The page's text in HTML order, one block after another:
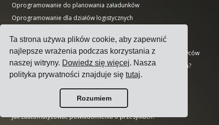
Ta strona używa plików cookie, aby zapewnić
najlepsze wrażenia podczas korzystania z
naszej witryny. Dowiedz się więcej. Nasza
polityka prywatności znajduje siętutaj.
Rozumiem
Oprogramowanie do planowania załadunków
Oprogramowanie dla działów logistycznych
Przewodniki
Top 17 oprogramowań do zarządzania transportem dla nadawców
Jak wybrać oprogramowanie do wysyłek wieloprzewoźnikowych?
Jak przeprowadzić prosty przetarg transportowy?
Jak wdrożyć system zarządzania transportem?
Jak zautomatyzować powiadomienia o przesyłkach?